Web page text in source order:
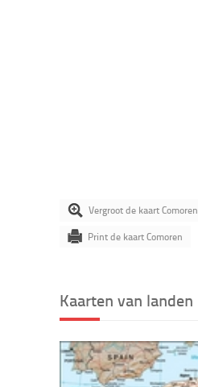
Vergroot de kaart Comoren
Print de kaart Comoren
Kaarten van landen